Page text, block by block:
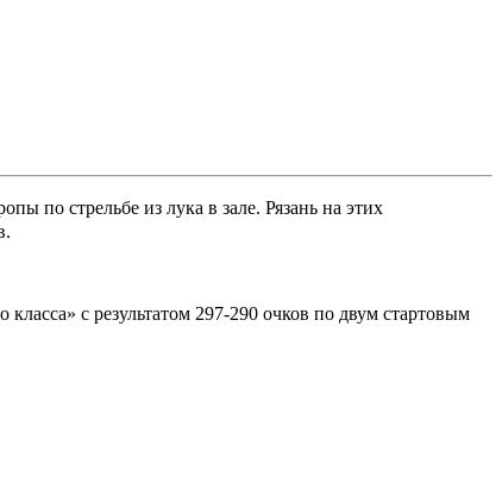
по стрельбе из лука в зале. Рязань на этих
с результатом 297-290 очков по двум стартовым